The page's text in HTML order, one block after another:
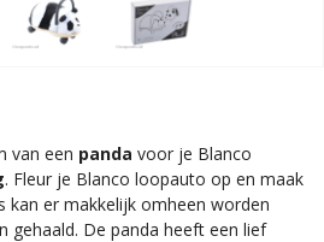
van een panda voor je Blanco
. Fleur je Blanco loopauto op en maak
kan er makkelijk omheen worden
gehaald. De panda heeft een lief